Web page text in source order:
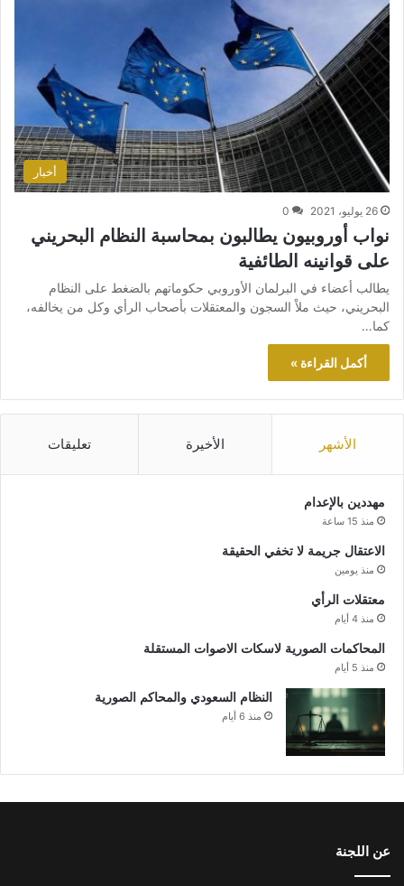
أخبار
26 يوليو، 2021 0
نواب أوروبيون يطالبون بمحاسبة النظام البحريني
على قوانينه الطائفية
يطالب أعضاء في البرلمان الأوروبي حكوماتهم بالضغط على النظام
البحريني، حيث ملاْ السجون والمعتقلات بأصحاب الرأي وكل من يخالفه،
كما…
أكمل القراءة »
الأشهر الأخيرة تعليقات
مهددين بالإعدام
منذ 15 ساعة
الاعتقال جريمة لا تخفي الحقيقة
منذ يومين
معتقلات الرأي
منذ 4 أيام
المحاكمات الصورية لاسكات الاصوات المستقلة
منذ 5 أيام
النظام السعودي والمحاكم الصورية
منذ 6 أيام
عن اللجنة